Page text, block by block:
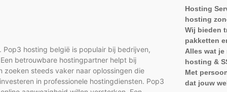
hosting belgië is populair bij bedrijven,
betrouwbare hostingpartner helpt bij
zoeken steeds vaker naar oplossingen die
in professionele hostingdiensten. Pop3
Hosting
hosting
Wij bieden
pakketten
Alles wat je
hosting &
Met
dat jouw